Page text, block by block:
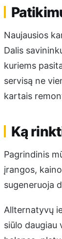
Naujausios
Dalis
kuriems
servisą ne
kartais
Ką
Pagrindinis
įrangos,
sugeneruoja
Allternatyvų
siūlo daugiau